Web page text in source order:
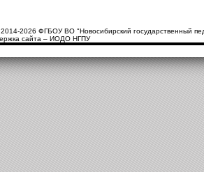
2026 ФГБОУ ВО "Новосибирский государственный
сайта – ИОДО НГПУ